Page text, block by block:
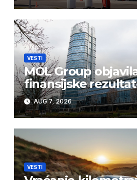
VESTI
MOL Group
finansijske
AUG 7, 2026
VESTI